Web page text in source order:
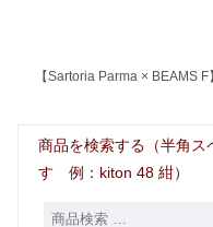
【Sartoria Parma × BEAMS F
商品を検索する（半角ス
す 例：kiton 48 紺）